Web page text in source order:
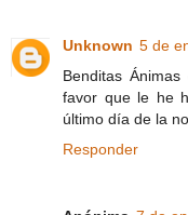
Unknown 5 de
Benditas
favor que le he
último día de la
Responder